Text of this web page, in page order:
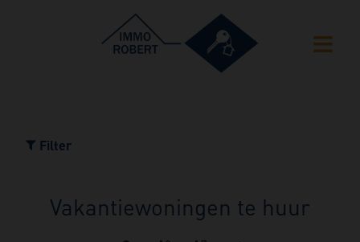
Filter
Vakantiewoningen te huur